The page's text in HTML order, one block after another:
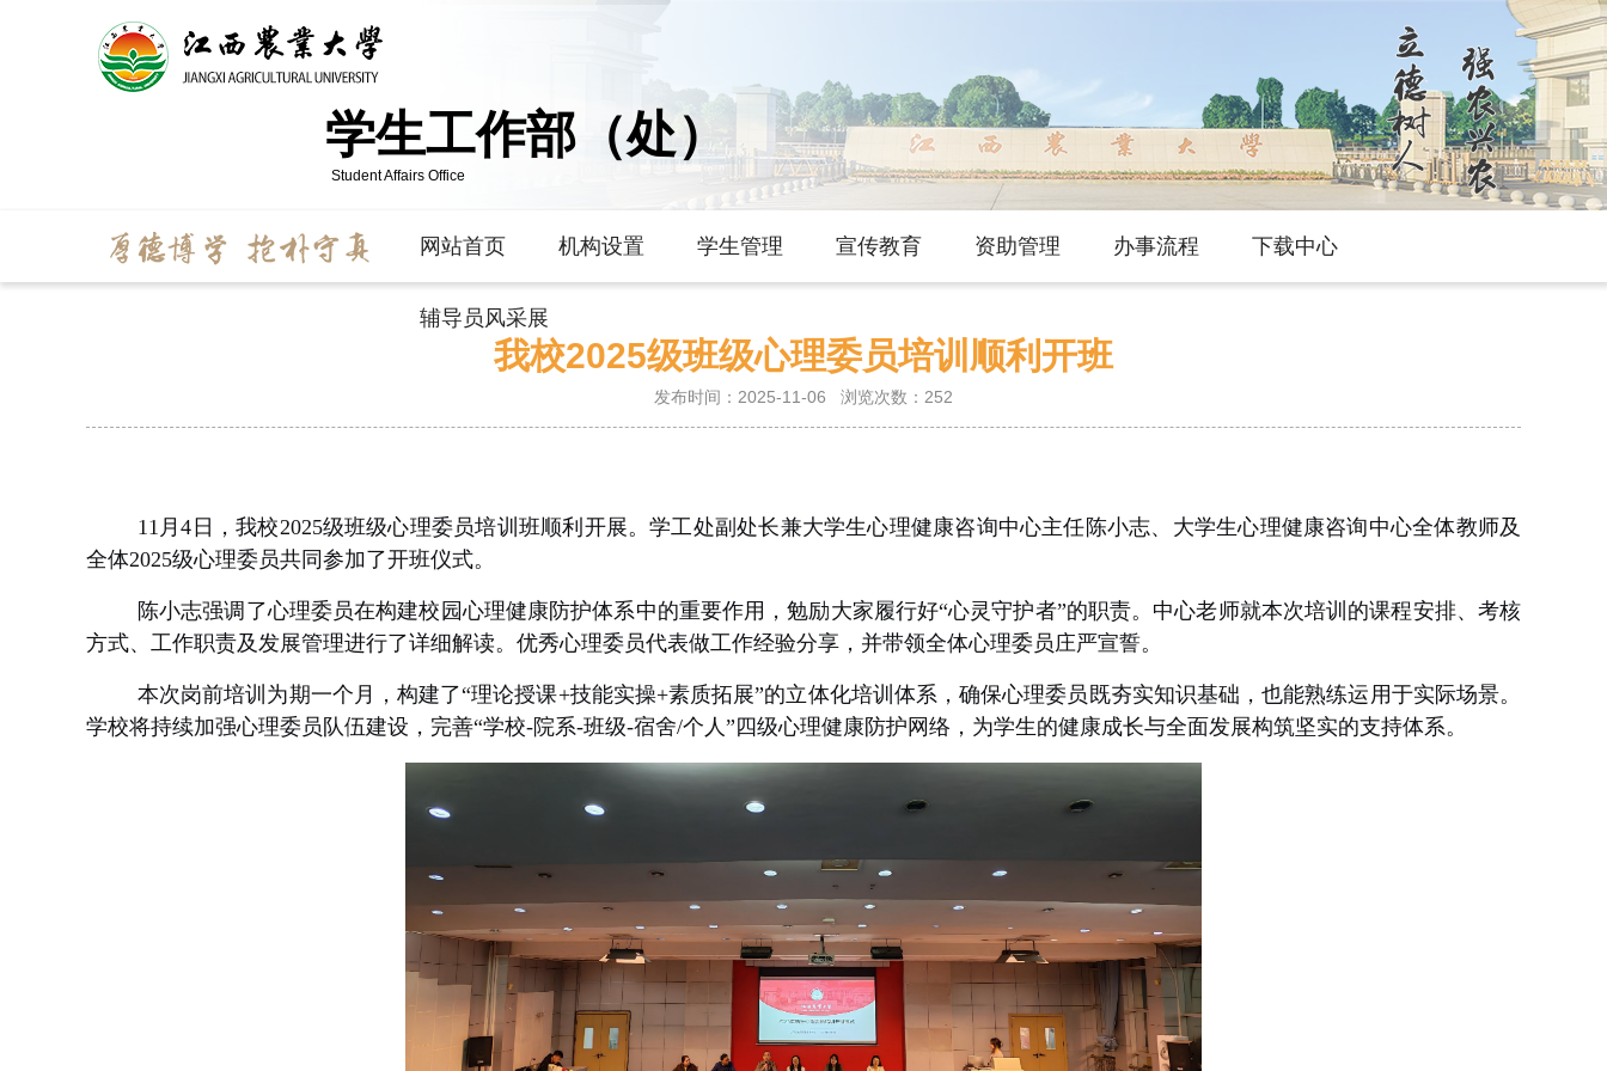
学生工作部（处）
Student Affairs Office
网站首页 机构设置 学生管理 宣传教育 资助管理 办事流程 下载中心
辅导员风采展
我校2025级班级心理委员培训顺利开班
发布时间：2025-11-06 浏览次数： 252
11月4日，我校2025级班级心理委员培训班顺利开展。学工处副处长兼大学生心理健康咨询中心主任陈小志、大学生心理健康咨询中心全体教师及
全体2025级心理委员共同参加了开班仪式。
陈小志强调了心理委员在构建校园心理健康防护体系中的重要作用，勉励大家履行好“心灵守护者”的职责。中心老师就本次培训的课程安排、考核
方式、工作职责及发展管理进行了详细解读。优秀心理委员代表做工作经验分享，并带领全体心理委员庄严宣誓。
本次岗前培训为期一个月，构建了“理论授课+技能实操+素质拓展”的立体化培训体系，确保心理委员既夯实知识基础，也能熟练运用于实际场景。
学校将持续加强心理委员队伍建设，完善“学校-院系-班级-宿舍/个人”四级心理健康防护网络，为学生的健康成长与全面发展构筑坚实的支持体系。